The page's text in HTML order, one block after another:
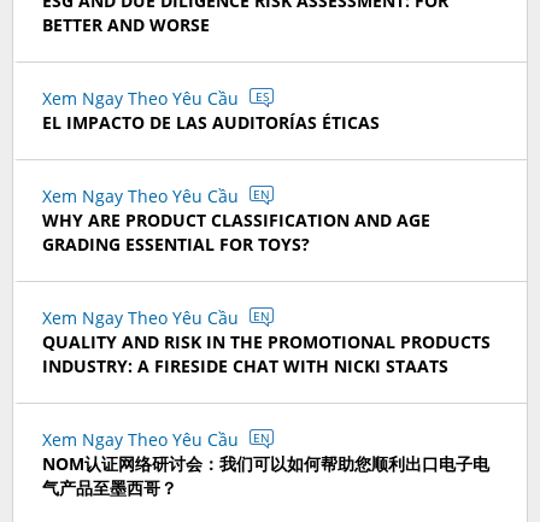
BETTER AND WORSE
Xem Ngay Theo Yêu Cầu ES
EL IMPACTO DE LAS AUDITORÍAS ÉTICAS
Xem Ngay Theo Yêu Cầu EN
WHY ARE PRODUCT CLASSIFICATION AND AGE
GRADING ESSENTIAL FOR TOYS?
Xem Ngay Theo Yêu Cầu EN
QUALITY AND RISK IN THE PROMOTIONAL PRODUCTS
INDUSTRY: A FIRESIDE CHAT WITH NICKI STAATS
Xem Ngay Theo Yêu Cầu EN
NOM认证网络研讨会：我们可以如何帮助您顺利出口电子电
气产品至墨西哥？